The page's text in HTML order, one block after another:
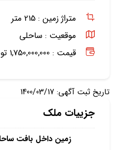
متراژ زمین : 215 متر
موقعیت : ساحلی
قیمت : 1,750,000,000 تومان /
تاریخ ثبت آگهی: 1400/03/17
جزییات ملک
زمین داخل بافت